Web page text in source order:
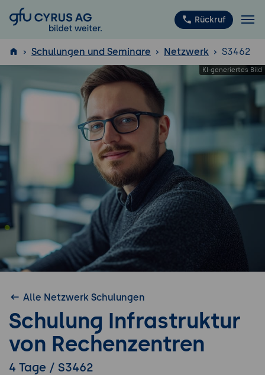
GFU Cyrus AG Rückruf
ISTQB
Schulungen und Seminare Netzwerk S3462
Alle Netzwerk Schulungen
Schulung Infrastruktur
von Rechenzentren
4 Tage / S3462